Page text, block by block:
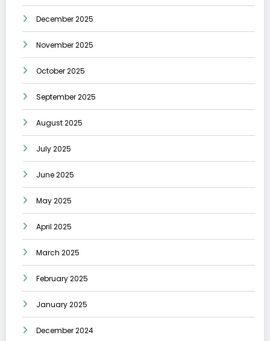
December 2025
November 2025
October 2025
September 2025
August 2025
July 2025
June 2025
May 2025
April 2025
March 2025
February 2025
January 2025
December 2024